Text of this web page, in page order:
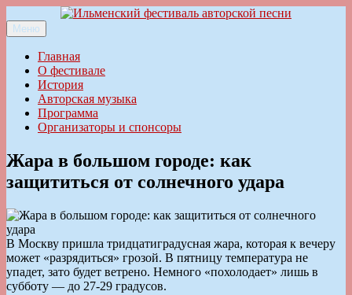
к
содержимому
Ильменский фестиваль авторской песни
Меню
Главная
О фестивале
История
Авторская музыка
Программа
Организаторы и спонсоры
Жара в большом городе: как
защититься от солнечного удара
В Москву пришла тридцатиградусная жара, которая к вечеру
может «разрядиться» грозой. В пятницу температура не
упадет, зато будет ветрено. Немного «похолодает» лишь в
субботу — до 27-29 градусов.